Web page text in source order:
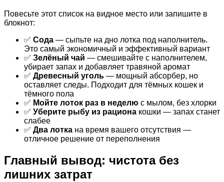
Повесьте этот список на видное место или запишите в
блокнот:
✅ Сода — сыпьте на дно лотка под наполнитель.
Это самый экономичный и эффективный вариант
✅ Зелёный чай — смешивайте с наполнителем,
убирает запах и добавляет травяной аромат
✅ Древесный уголь — мощный абсорбер, но
оставляет следы. Подходит для тёмных кошек и
тёмного пола
✅ Мойте лоток раз в неделю с мылом, без хлорки
✅ Уберите рыбу из рациона кошки — запах станет
слабее
✅ Два лотка на время вашего отсутствия —
отличное решение от переполнения
Главный вывод: чистота без
лишних затрат